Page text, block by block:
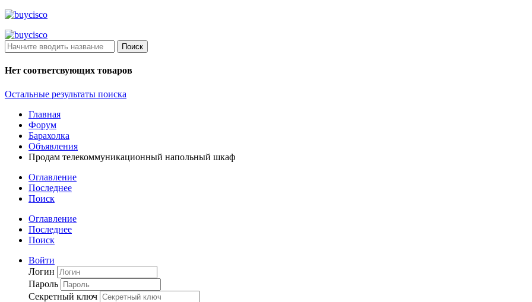
Поиск
Нет соответсвующих товаров
Остальные результаты поиска
Главная
Форум
Барахолка
Объявления
Продам телекоммуникационный напольный шкаф
Оглавление
Последнее
Поиск
Оглавление
Последнее
Поиск
Войти
Логин
Пароль
Секретный ключ